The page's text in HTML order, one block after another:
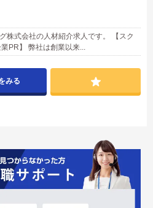
株式会社の人材紹介求人です。 【スク
PR】 弊社は創業以来...
みる